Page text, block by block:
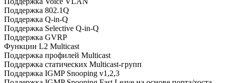
Поддержка 802.1Q
Поддержка Q-in-Q
Поддержка Selective Q-in-Q
Поддержка GVRP
Функции L2 Multicast
Поддержка профилей Multicast
Поддержка статических Multicast-групп
Поддержка IGMP Snooping v1,2,3